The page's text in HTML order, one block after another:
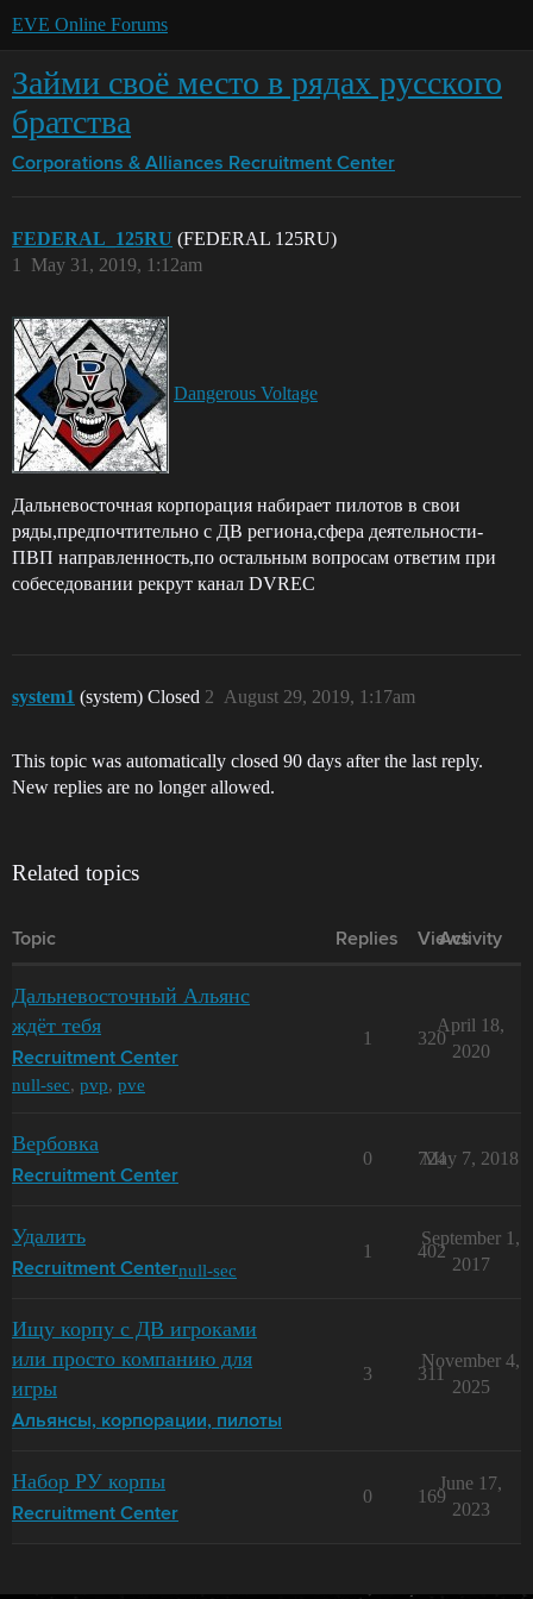
EVE Online Forums
Займи своё место в рядах русского
братства
Corporations & Alliances Recruitment Center
FEDERAL_125RU (FEDERAL 125RU)
May 31, 2019, 1:12am
1
Dangerous Voltage
Дальневосточная корпорация набирает пилотов в свои
ряды,предпочтительно с ДВ региона,сфера деятельности-
ПВП направленность,по остальным вопросам ответим при
собеседовании рекрут канал DVREC
system1 (system) Closed August 29, 2019, 1:17am
2
This topic was automatically closed 90 days after the last reply.
New replies are no longer allowed.
Related topics
Topic Replies Views
Activity
Дальневосточный Альянс
ждёт тебя
Recruitment Center
null-sec, pvp, pve
1 320
April 18,
2020
Вербовка
Recruitment Center
0 724
May 7, 2018
Удалить
Recruitment Centernull-sec
1 402
September 1,
2017
Ищу корпу с ДВ игроками
или просто компанию для
игры
Альянсы, корпорации, пилоты
3 311
November 4,
2025
Набор РУ корпы
Recruitment Center
0 169
June 17,
2023